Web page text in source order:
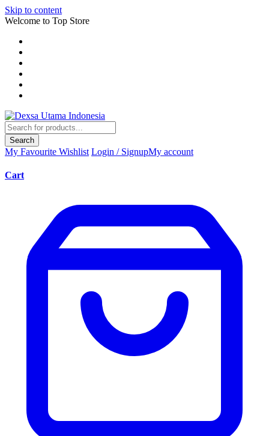
Skip to content
Welcome to Top Store
Search
My Favourite Wishlist Login / SignupMy account
Cart